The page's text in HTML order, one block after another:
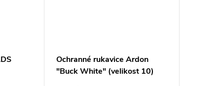
Ochranné rukavice Ardon
"Buck White" (velikost 10)